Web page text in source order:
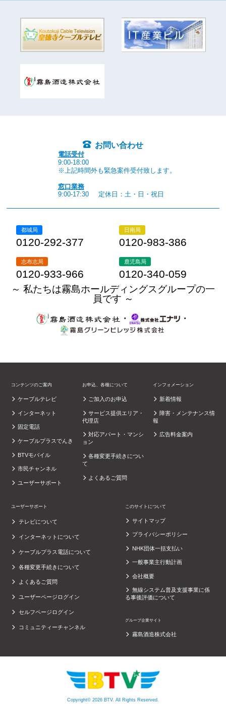
お問い合わせ
電話受付
9:00-18:00
※上記時間外も緊急案件受付致します。
窓口業務
9:00-17:30
定休日：土・日・祝日
都城局
0120-292-377
日南局
0120-983-386
志布志局
0120-933-966
鹿児島局
0120-340-059
～ 私たちは霧島ホールディングスグループの一
員です ～
・
・
コンテンツのご案内
ケーブルテレビ
インターネット
固定電話
ケーブルプラスでんき
BTVモバイル
市民チャンネル
ユーザーサポート
お申込、各種について
ご加入のお申込
サービス提供エリア・
代理店
対応アパート・マンシ
ョン
各種変更手続きについ
て
よくあるご質問
インフォメーション
新着情報
障害・メンテナンス情
報
広告料金案内
ユーザーサポート
テレビについて
インターネットについて
ケーブルプラス電話について
各種変更手続きについて
よくあるご質問
ユーザーページログイン
セルフページログイン
コミュニティーチャンネル
このサイトについて
サイトマップ
プライバシーポリシー
NHK団体一括支払い
一般事業主行動計画
会社概要
無線システム普及支援事業に係
る事後評価について
グループ企業サイト
霧島酒造株式会社
Copyright© 2026 BTV. All Rights Reserved.